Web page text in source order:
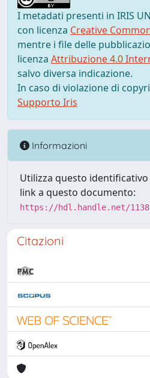
I metadati presenti in IRIS
con licenza Creative
mentre i file delle
licenza Attribuzione 4.0
salvo diversa indicazione.
In caso di violazione di
Supporto Iris
Informazioni
Utilizza questo
link a questo documento:
https://hdl.handle.net/
Citazioni